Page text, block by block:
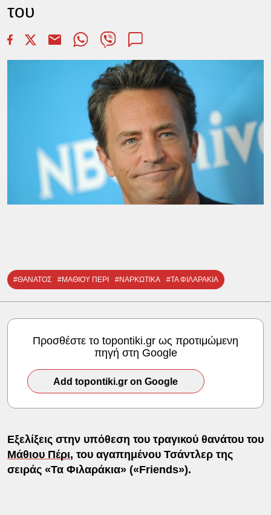
του
#ΘΑΝΑΤΟΣ #ΜΑΘΙΟΥ ΠΕΡΙ #ΝΑΡΚΩΤΙΚΑ #ΤΑ ΦΙΛΑΡΑΚΙΑ
Προσθέστε το topontiki.gr ως προτιμώμενη
πηγή στη Google
Add topontiki.gr on Google
Εξελίξεις στην υπόθεση του τραγικού θανάτου του
Μάθιου Πέρι, του αγαπημένου Τσάντλερ της
σειράς «Τα Φιλαράκια» («Friends»).